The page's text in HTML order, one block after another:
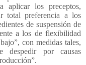
aplicar los preceptos,
total preferencia a los
de suspensión de
a los de flexibilidad
con medidas tales,
despedir por causas